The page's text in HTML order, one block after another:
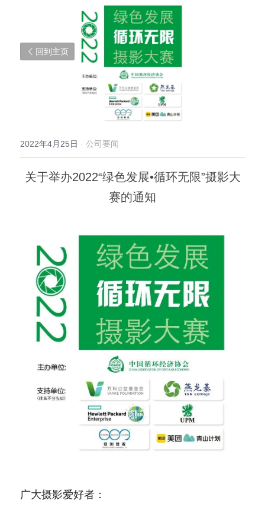
回到主页
2022年4月25日 · 公司要闻
关于举办2022“绿色发展•循环无限”摄影大
赛的通知
广大摄影爱好者：